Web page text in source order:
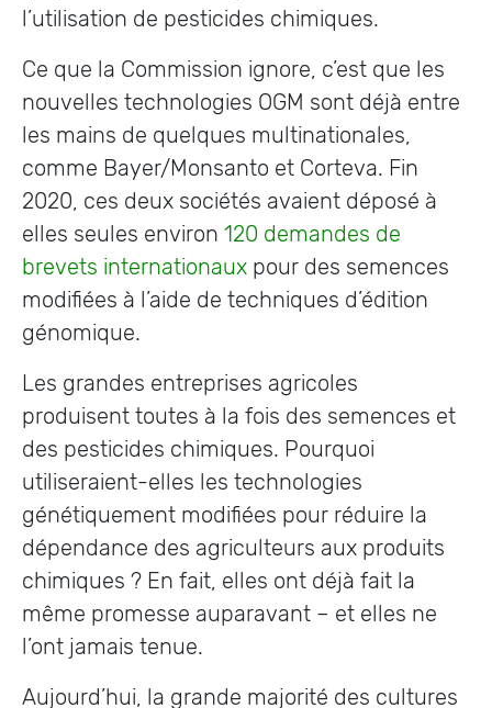
l’utilisation de pesticides chimiques.
Ce que la Commission ignore, c’est que les
nouvelles technologies OGM sont déjà entre
les mains de quelques multinationales,
comme Bayer/Monsanto et Corteva. Fin
2020, ces deux sociétés avaient déposé à
elles seules environ 120 demandes de
brevets internationaux pour des semences
modifiées à l’aide de techniques d’édition
génomique.
Les grandes entreprises agricoles
produisent toutes à la fois des semences et
des pesticides chimiques. Pourquoi
utiliseraient-elles les technologies
génétiquement modifiées pour réduire la
dépendance des agriculteurs aux produits
chimiques ? En fait, elles ont déjà fait la
même promesse auparavant – et elles ne
l’ont jamais tenue.
Aujourd’hui, la grande majorité des cultures